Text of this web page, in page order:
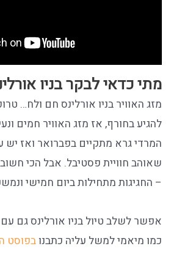
מתי כדאי לבקר בניו
מזג האוויר בניו אורלינס חם ולח…
להגיע בחורף, אז מזג האוויר חמים
המרדי גרא מתקיים בפברואר ואז יש
שאוהב חוויית פסטיבל. אבל הכי
– החגיגות מתחילות ביום חמישי
אפשר לשלב טיול בניו אורלינס גם
כמו מיאמי למשל עליה כתבנובפוסט